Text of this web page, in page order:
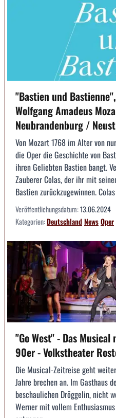
"Bastien und
Wolfgang Amadeus
Neubrandenburg /
Von Mozart 1768 im Alter von
die Oper die Geschichte von
ihren Geliebten Bastien bangt.
Zauberer Colas, der ihr mit
Bastien zurückzugewinnen.
Veröffentlichungsdatum:13.06.2024
Kategorien:DeutschlandNewsOper
"Go West" - Das
90er - Volkstheater
Die Musical-Zeitreise geht
Jahre brechen an. Im Gasthaus
beschaulichen Dröggelin, nicht
Werner mit vollem